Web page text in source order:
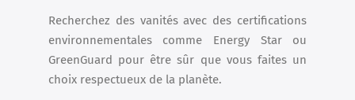
Recherchez des vanités avec des certifications
environnementales comme Energy Star ou
GreenGuard pour être sûr que vous faites un
choix respectueux de la planète.